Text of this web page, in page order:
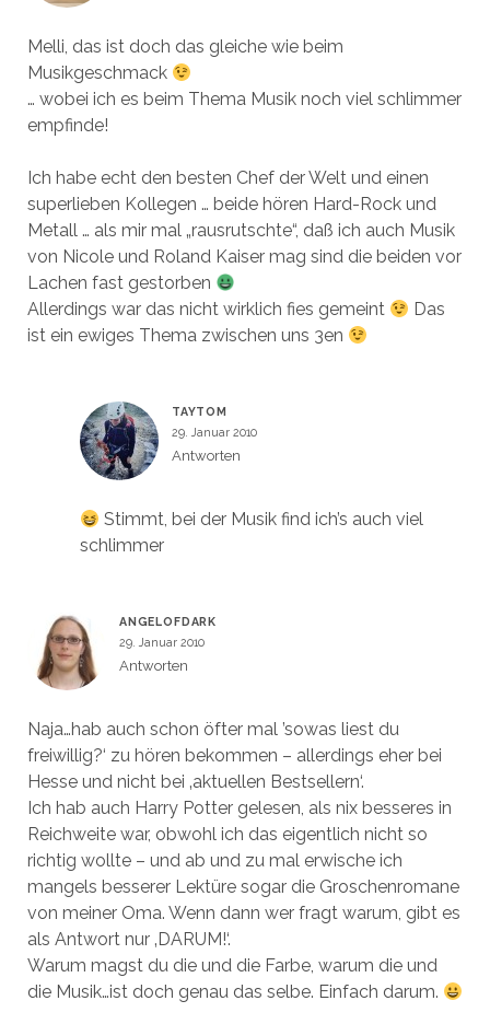
Melli, das ist doch das gleiche wie beim
Musikgeschmack
… wobei ich es beim Thema Musik noch viel schlimmer
empfinde!
Ich habe echt den besten Chef der Welt und einen
superlieben Kollegen … beide hören Hard-Rock und
Metall … als mir mal „rausrutschte“, daß ich auch Musik
von Nicole und Roland Kaiser mag sind die beiden vor
Lachen fast gestorben
Allerdings war das nicht wirklich fies gemeint
Das
ist ein ewiges Thema zwischen uns 3en
TAYTOM
29. Januar 2010
Antworten
Stimmt, bei der Musik find ich’s auch viel
schlimmer
ANGELOFDARK
29. Januar 2010
Antworten
Naja…hab auch schon öfter mal ’sowas liest du
freiwillig?‘ zu hören bekommen – allerdings eher bei
Hesse und nicht bei ‚aktuellen Bestsellern‘.
Ich hab auch Harry Potter gelesen, als nix besseres in
Reichweite war, obwohl ich das eigentlich nicht so
richtig wollte – und ab und zu mal erwische ich
mangels besserer Lektüre sogar die Groschenromane
von meiner Oma. Wenn dann wer fragt warum, gibt es
als Antwort nur ‚DARUM!‘.
Warum magst du die und die Farbe, warum die und
die Musik…ist doch genau das selbe. Einfach darum.